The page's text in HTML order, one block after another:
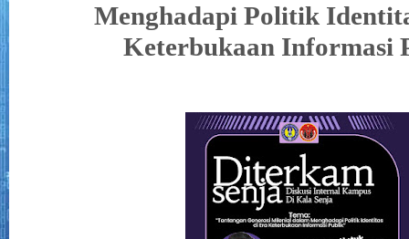
Menghadapi Politik
Keterbukaan Informasi